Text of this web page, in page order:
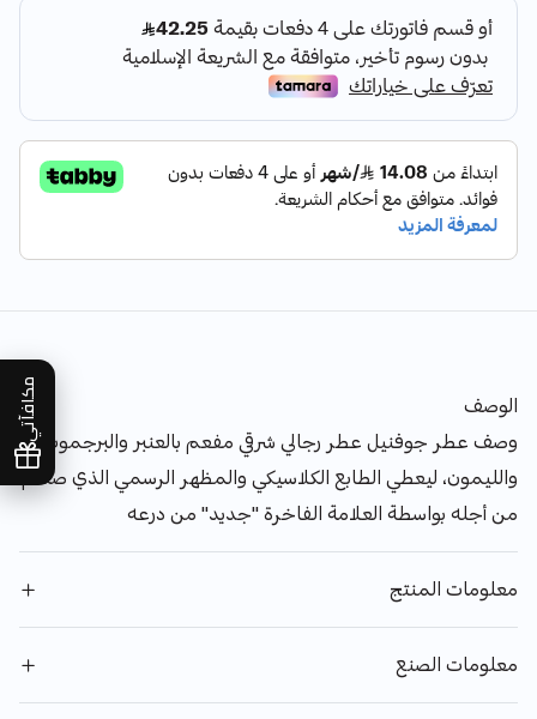
مكافآتي
الوصف
وصف عطر جوفنيل عطر رجالي شرقي مفعم بالعنبر والبرجموت
والليمون، ليعطي الطابع الكلاسيكي والمظهر الرسمي الذي صمم
من أجله بواسطة العلامة الفاخرة "جديد" من درعه
معلومات المنتج
معلومات الصنع